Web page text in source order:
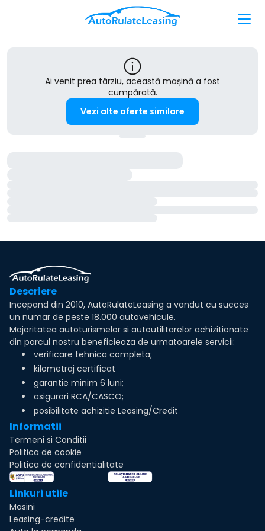
Ai venit prea târziu, această mașină a fost
cumpărată.
Vezi alte oferte similare
Descriere
Incepand din 2010, AutoRulateLeasing a vandut cu succes
un numar de peste 18.000 autovehicule.
Majoritatea autoturismelor si autoutilitarelor achizitionate
din parcul nostru beneficieaza de urmatoarele servicii:
verificare tehnica completa;
kilometraj certificat
garantie minim 6 luni;
asigurari RCA/CASCO;
posibilitate achizitie Leasing/Credit
Informatii
Termeni si Conditii
Politica de cookie
Politica de confidentialitate
Linkuri utile
Masini
Leasing-credite